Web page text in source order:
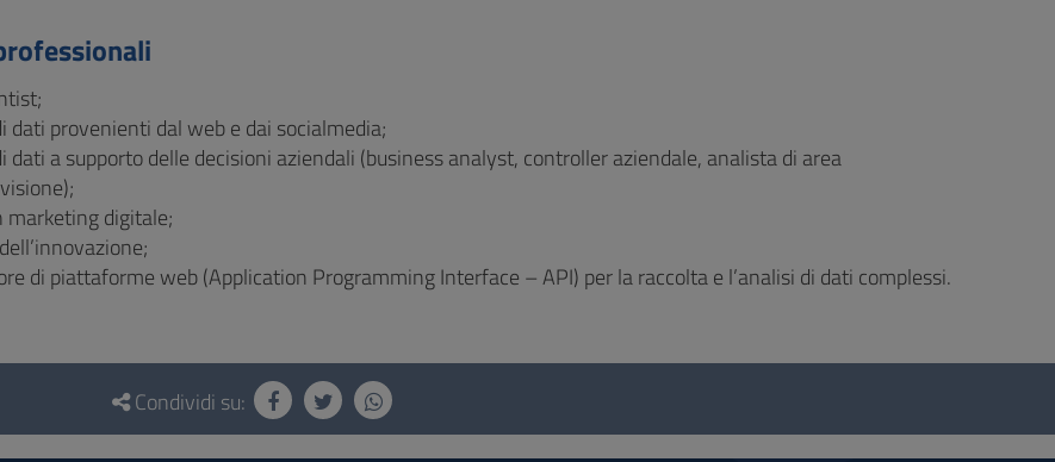
dati provenienti dal web e dai socialmedia;
dati a supporto delle decisioni aziendali (business analyst, controller aziendale, analista di area
marketing digitale;
di piattaforme web (Application Programming Interface – API) per la raccolta e l’analisi di dati complessi.
Condividi su: